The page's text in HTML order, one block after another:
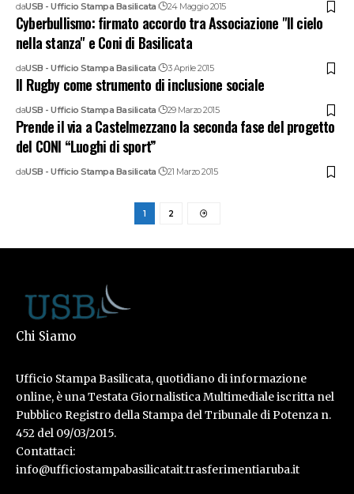
daUSB - Ufficio Stampa Basilicata 24 Maggio 2015
Cyberbullismo: firmato accordo tra Associazione "Il cielo
nella stanza" e Coni di Basilicata
daUSB - Ufficio Stampa Basilicata 3 Aprile 2015
Il Rugby come strumento di inclusione sociale
daUSB - Ufficio Stampa Basilicata 29 Marzo 2015
Prende il via a Castelmezzano la seconda fase del progetto
del CONI “Luoghi di sport”
daUSB - Ufficio Stampa Basilicata 21 Marzo 2015
1 2
Chi Siamo
Ufficio Stampa Basilicata, quotidiano di informazione
online, è una Testata Giornalistica Multimediale iscritta nel
Pubblico Registro della Stampa del Tribunale di Potenza n.
452 del 09/03/2015.
Contattaci:
info@ufficiostampabasilicatait.trasferimentiaruba.it